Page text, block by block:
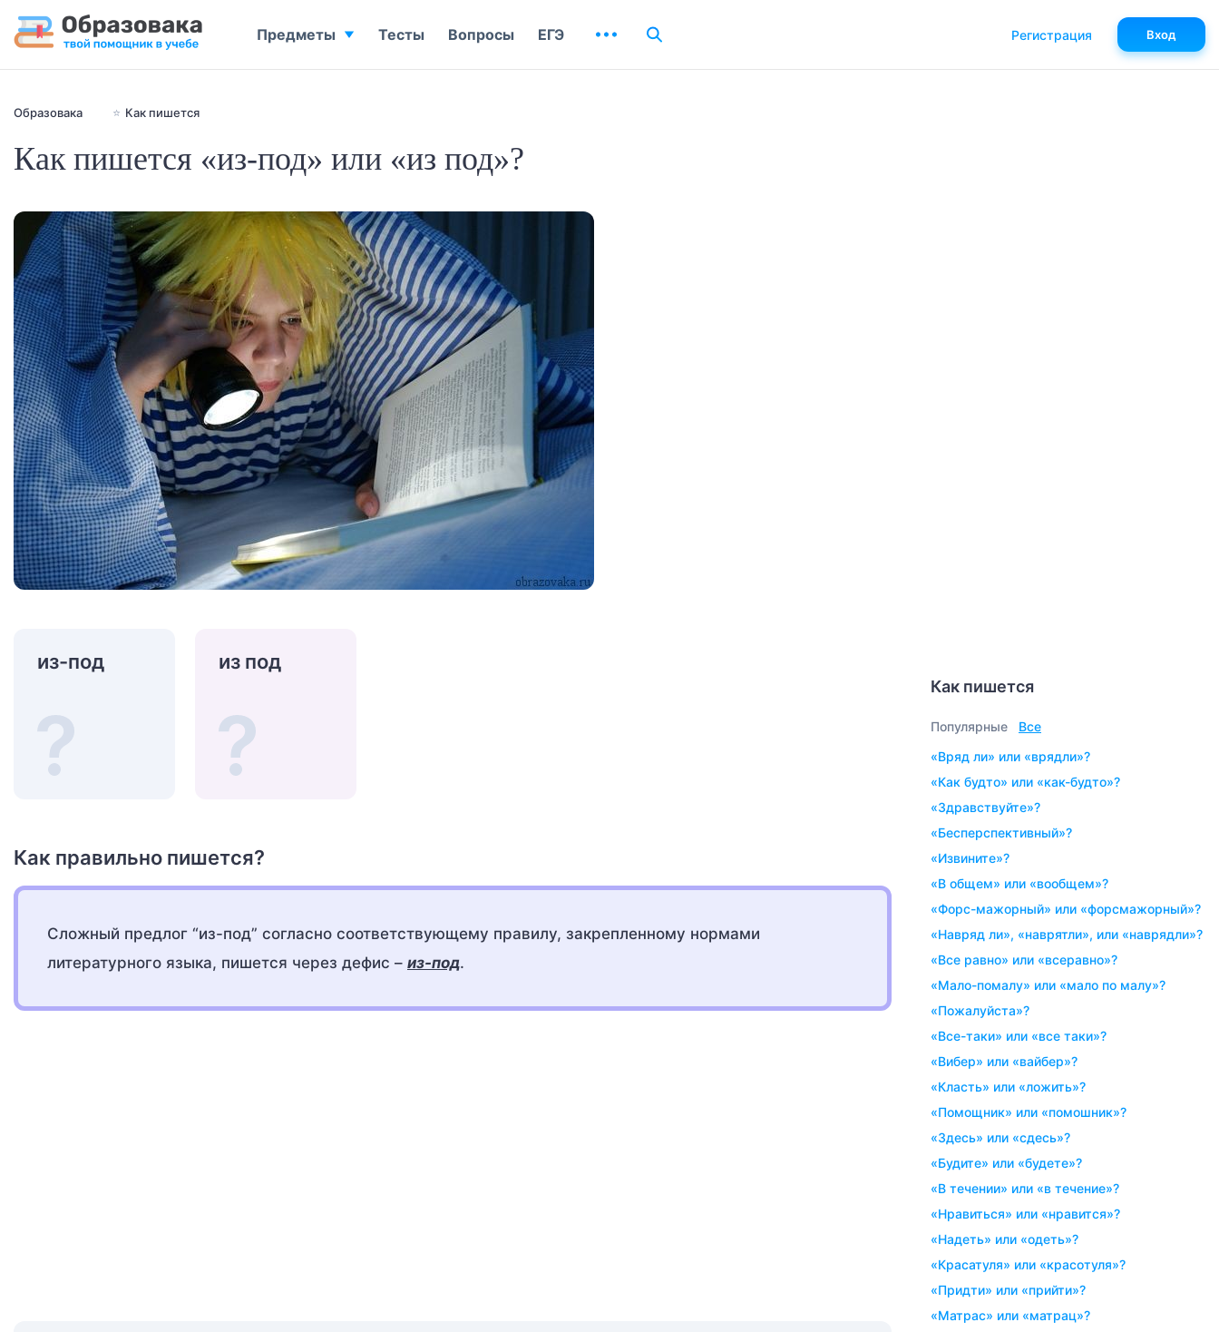
Образовака ⭐ Как пишется
Как пишется «из-под» или «из под»?
из-под из под
Как правильно пишется?
Сложный предлог “из-под” согласно соответствующему правилу, закрепленному нормами
литературного языка, пишется через дефис – из-под.
Как пишется
Популярные
Все
«вряд ли» или «врядли»?
«как будто» или «как-будто»?
«здравствуйте»?
«бесперспективный»?
«извините»?
«в общем» или «вообщем»?
«форс-мажорный» или «форсмажорный»?
«навряд ли», «наврятли», или «наврядли»?
«все равно» или «всеравно»?
«мало-помалу» или «мало по малу»?
«пожалуйста»?
«все-таки» или «все таки»?
«вибер» или «вайбер»?
«класть» или «ложить»?
«помощник» или «помошник»?
«здесь» или «сдесь»?
«будите» или «будете»?
«в течении» или «в течение»?
«нравиться» или «нравится»?
«надеть» или «одеть»?
«красатуля» или «красотуля»?
«придти» или «прийти»?
«матрас» или «матрац»?
Предметы Тесты Вопросы ЕГЭ Регистрация Вход